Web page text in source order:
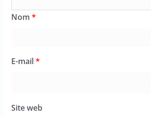
Nom *
E-mail*
Site web